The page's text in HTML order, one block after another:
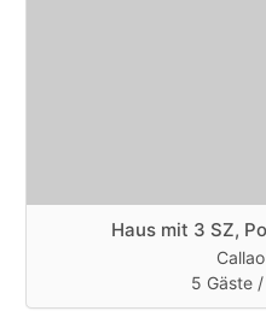
Haus mit 3 SZ,
5 Gäste /